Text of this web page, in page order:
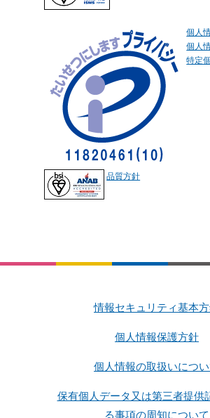
個人
個人
特定
品質方針
情報セキュリティ基本
個人情報保護方針
個人情報の取扱いについ
保有個人データ又は第三者提供
る事項の周知について